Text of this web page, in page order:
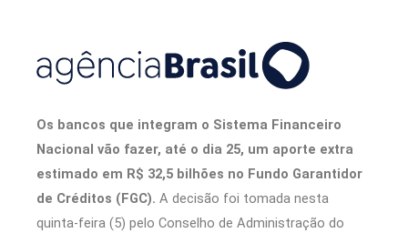
Os bancos que integram o Sistema Financeiro
Nacional vão fazer, até o dia 25, um aporte extra
estimado em R$ 32,5 bilhões no Fundo Garantidor
de Créditos (FGC). A decisão foi tomada nesta
quinta-feira (5) pelo Conselho de Administração do